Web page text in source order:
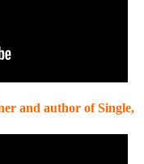
and author of Single,